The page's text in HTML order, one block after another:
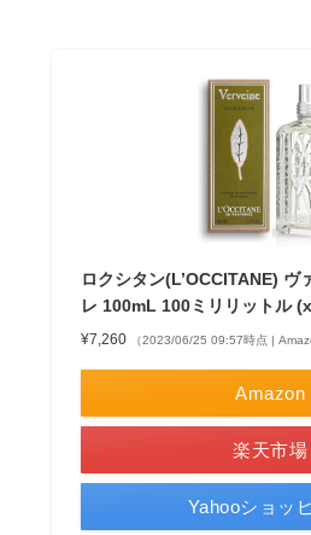
ロクシタン(L’OCCITANE) ヴ
レ 100mL 100ミリリットル
¥7,260 （2023/06/25 09:57時点 |
Amazon
楽天市場
Yahooショッ